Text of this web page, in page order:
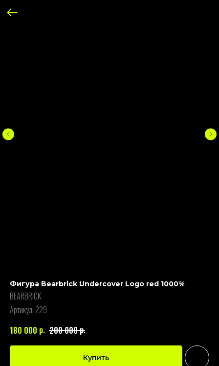
Фигура Bearbrick Undercover Logo red 1000%
BEARBRICK
Артикул: 229
180 000 р. 200 000р.
Купить